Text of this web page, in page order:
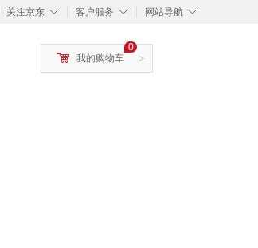
◇
关注京东 ◇
客户服务 ◇
网站导航
>
0
我的购物车